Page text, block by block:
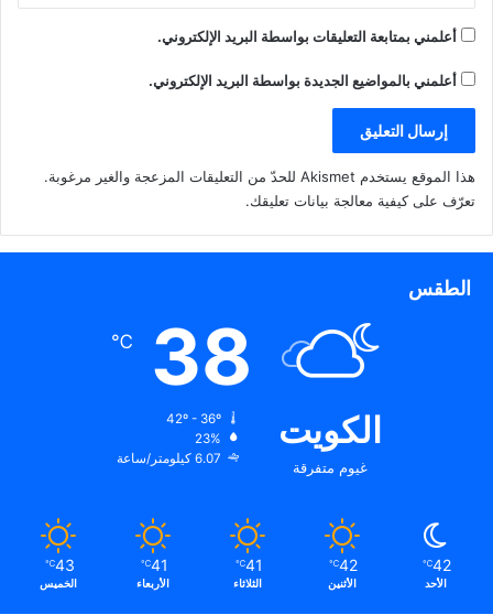
أعلمني بمتابعة التعليقات بواسطة البريد الإلكتروني.
أعلمني بالمواضيع الجديدة بواسطة البريد الإلكتروني.
هذا الموقع يستخدم Akismet للحدّ من التعليقات المزعجة والغير مرغوبة.
تعرّف على كيفية معالجة بيانات تعليقك.
الطقس
الكويت
غيوم متفرقة
38
℃
23%
6.07 كيلومتر/ساعة
42
℃
الأحد
42
℃
الأثنين
41
℃
الثلاثاء
41
℃
الأربعاء
43
℃
الخميس